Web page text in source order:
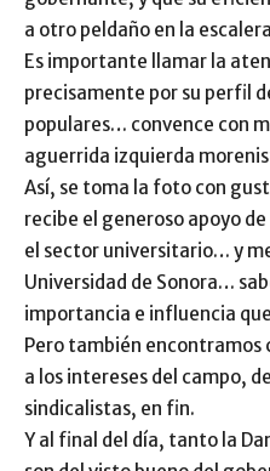
a otro peldaño en la
Es importante llamar la
precisamente por su perfil
populares… convence con
aguerrida izquierda
Así, se toma la foto con
recibe el generoso apoyo
el sector universitario… y
Universidad de Sonora…
importancia e influencia
Pero también encontramos
a los intereses del campo,
sindicalistas, en fin.
Y al final del día, tanto la